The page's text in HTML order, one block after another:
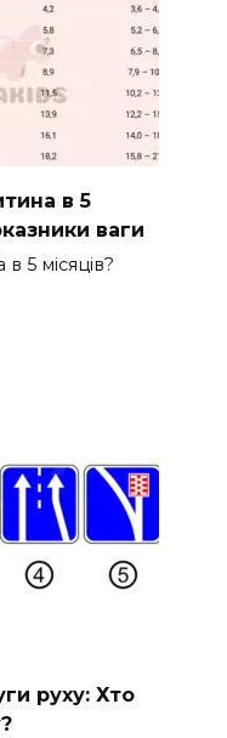
в 5
ваги
5 місяців?
руху: Хто